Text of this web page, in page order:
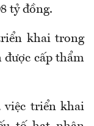
tỷ đồng.
khai trong
cấp thẩm
việc triển khai